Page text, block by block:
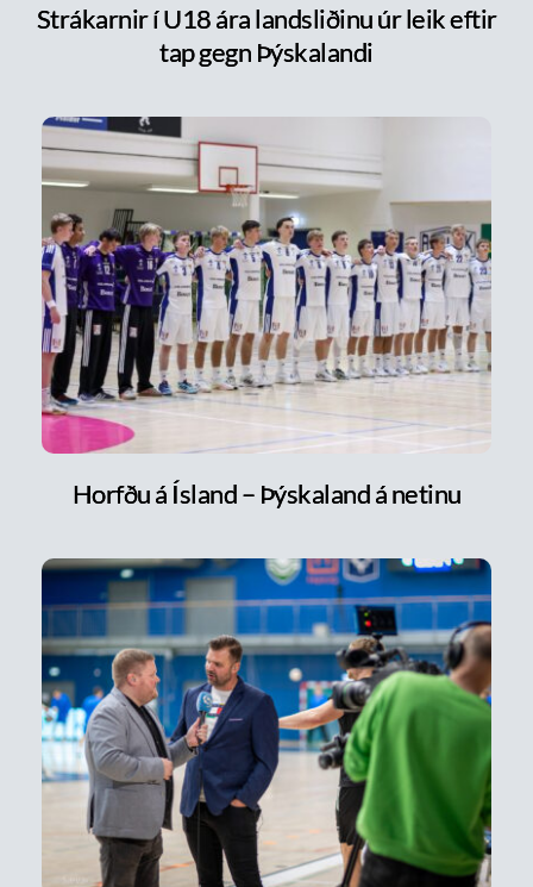
Strákarnir í U18 ára landsliðinu úr leik eftir
tap gegn Þýskalandi
Horfðu á Ísland – Þýskaland á netinu